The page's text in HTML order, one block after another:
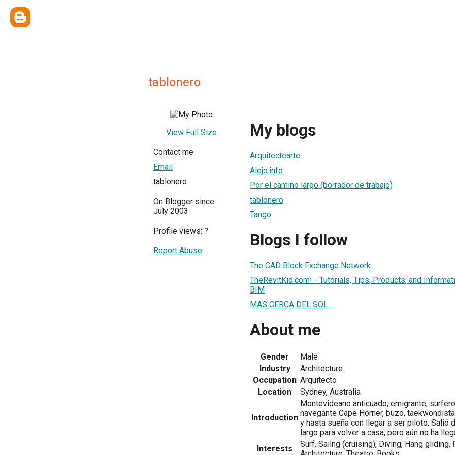
tablonero
View Full Size
Contact me
Email
tablonero
On Blogger since:
July 2003
Profile views: ?
Report Abuse
My blogs
Arquitectearte
Alejo.info
Por el camino largo (borrador de trabajo)
tablonero
Tango
Blogs I follow
The CAD Block Exchange Network
TheRevitKid.com! - Tutorials, Tips, Products, and
BIM
MAS CERCA DEL SOL...
About me
Gender
Male
Industry
Architecture
Occupation Arquitecto
Location
Sydney, Australia
Introduction
Montevideano anticuado, emigrante,
navegante Cape Horner, buzo,
y hasta sueña con llegar a ser piloto. Salió
largo para volver a casa, pero aún no ha
Interests
Surf, Sailng (cruising), Diving, Hang gliding,